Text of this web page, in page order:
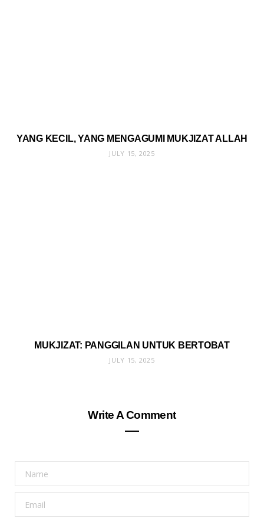
YANG KECIL, YANG MENGAGUMI MUKJIZAT ALLAH
JULY 15, 2025
MUKJIZAT: PANGGILAN UNTUK BERTOBAT
JULY 15, 2025
Write A Comment